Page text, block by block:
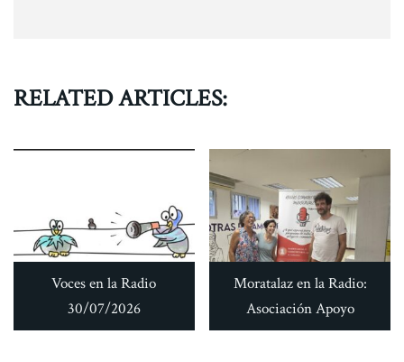
RELATED ARTICLES:
Voces en la Radio
30/07/2026
Moratalaz en la Radio:
Asociación Apoyo